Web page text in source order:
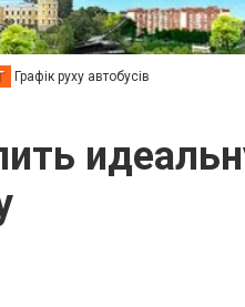
Г Графік руху автобусів